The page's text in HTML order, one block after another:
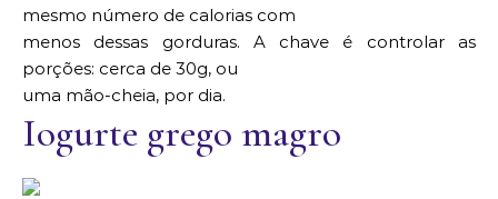
mesmo número de calorias com
menos dessas gorduras. A chave é controlar as
porções: cerca de 30g, ou
uma mão-cheia, por dia.
Iogurte grego magro